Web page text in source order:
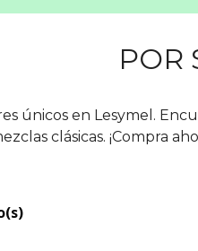
POR
únicos en Lesymel.
clásicas. ¡Compra